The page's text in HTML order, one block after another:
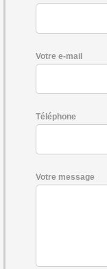
Votre e-mail
Téléphone
Votre message